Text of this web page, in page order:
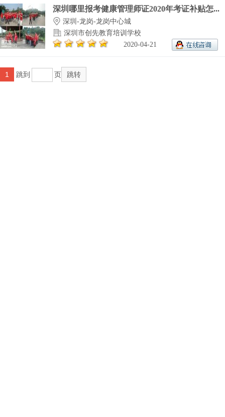
深圳哪里报考健康管理师证2020年考证补贴怎...
深圳-龙岗-龙岗中心城
深圳市创先教育培训学校
2020-04-21
1 跳到 页 跳转